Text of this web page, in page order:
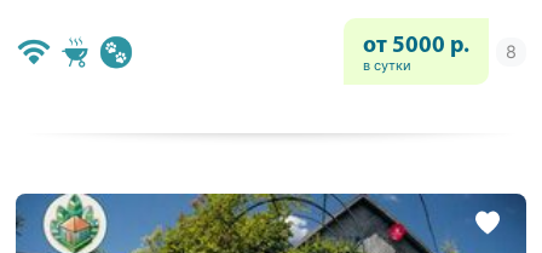
от 5000 р.
в сутки